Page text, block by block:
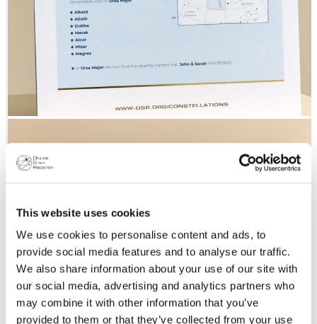
This website uses cookies
We use cookies to personalise content and ads, to
provide social media features and to analyse our traffic.
We also share information about your use of our site with
our social media, advertising and analytics partners who
may combine it with other information that you’ve
provided to them or that they’ve collected from your use